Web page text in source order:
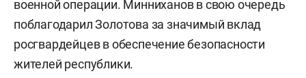
военной операции. Минниханов в свою очередь
поблагодарил Золотова за значимый вклад
росгвардейцев в обеспечение безопасности
жителей республики.